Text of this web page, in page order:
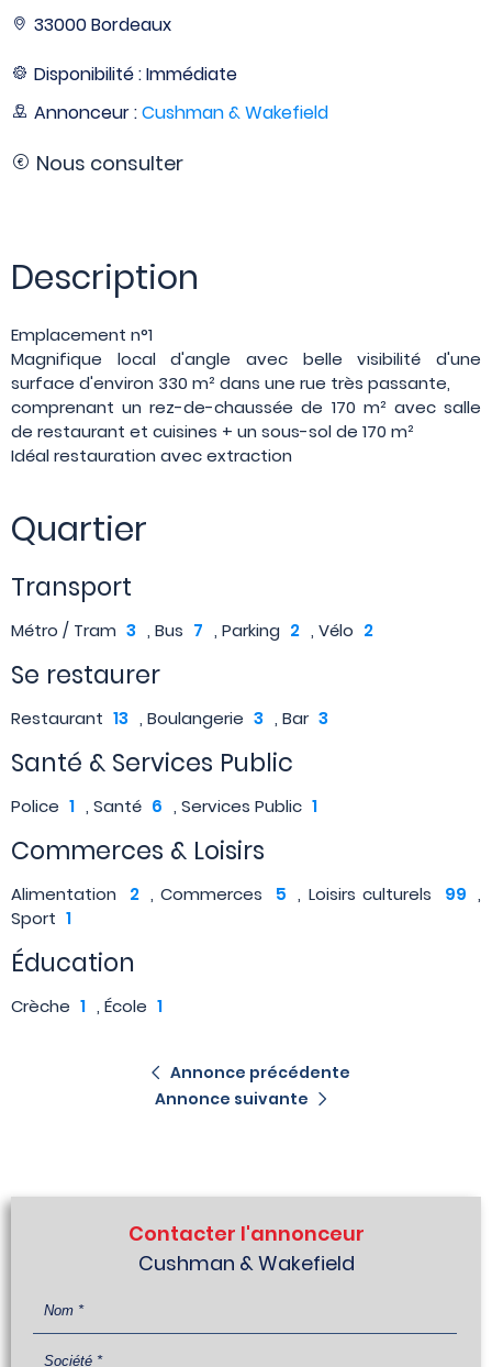
33000 Bordeaux
Disponibilité : Immédiate
Annonceur :Cushman & Wakefield
Nous consulter
Description
Emplacement n°1
Magnifique local d'angle avec belle visibilité d'une
surface d'environ 330 m² dans une rue très passante,
comprenant un rez-de-chaussée de 170 m² avec salle
de restaurant et cuisines + un sous-sol de 170 m²
Idéal restauration avec extraction
Quartier
Transport
Métro / Tram 3 , Bus 7 , Parking 2 , Vélo 2
Se restaurer
Restaurant 13 , Boulangerie 3 , Bar 3
Santé & Services Public
Police 1 , Santé 6 , Services Public 1
Commerces & Loisirs
Alimentation 2 , Commerces 5 , Loisirs culturels 99 ,
Sport 1
Éducation
Crèche 1 , École 1
Annonce précédente
Annonce suivante
Contacter l'annonceur
Cushman & Wakefield